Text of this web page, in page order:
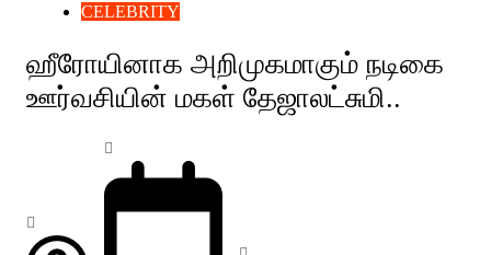
CELEBRITY
ஹீரோயினாக அறிமுகமாகும் நடிகை
ஊர்வசியின் மகள் தேஜாலட்சுமி..